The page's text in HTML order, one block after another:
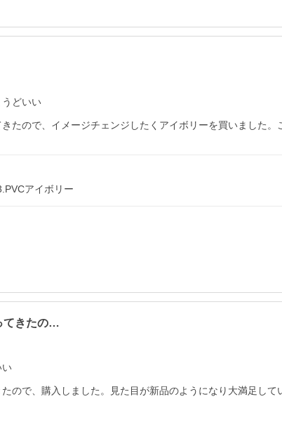
うどいい
たので、イメージチェンジしたくアイボリーを買いました。
アイボリー
てきたの…
い
ので、購入しました。見た目が新品のようになり大満足して